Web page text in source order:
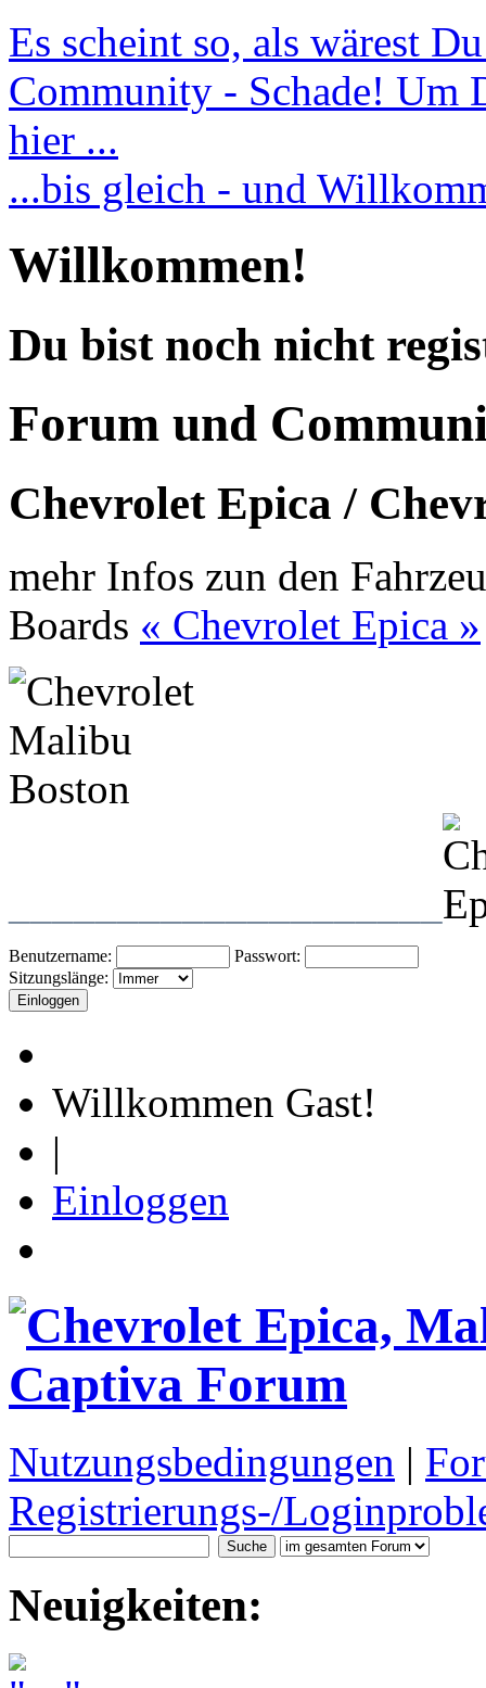
Es scheint so, als wärest
Community - Schade! Um
hier ...
...bis gleich - und
Willkommen!
Du bist noch nicht
Forum und
Chevrolet Epica /
mehr Infos zun den
Boards « Chevrolet Epica »
Benutzername:
Passwort:
Sitzungslänge:
Willkommen Gast!
|
Einloggen
Nutzungsbedingungen |
Registrierungs-/
Neuigkeiten: